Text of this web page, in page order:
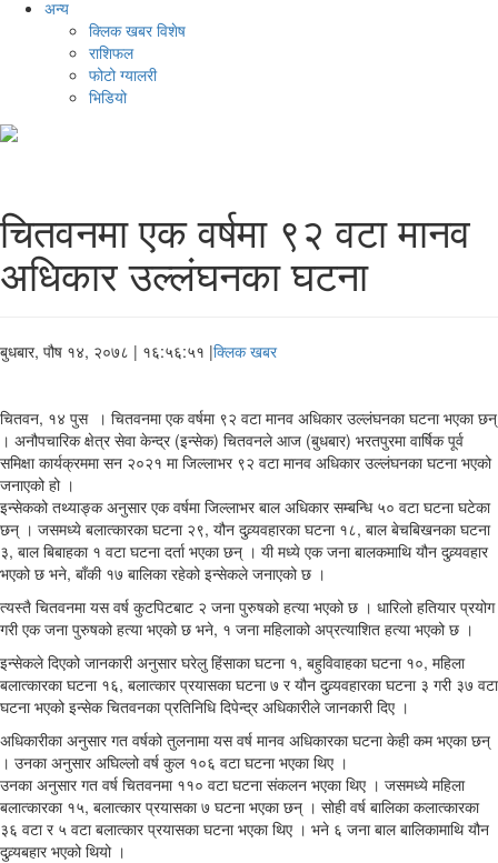
अन्य
क्लिक खबर विशेष
राशिफल
फोटो ग्यालरी
भिडियो
चितवनमा एक वर्षमा ९२ वटा मानव
अधिकार उल्लंघनका घटना
बुधबार, पौष १४, २०७८ | १६:५६:५१ |क्लिक खबर
चितवन, १४ पुस । चितवनमा एक वर्षमा ९२ वटा मानव अधिकार उल्लंघनका घटना भएका छन्
। अनौपचारिक क्षेत्र सेवा केन्द्र (इन्सेक) चितवनले आज (बुधबार) भरतपुरमा वार्षिक पूर्व
समिक्षा कार्यक्रममा सन २०२१ मा जिल्लाभर ९२ वटा मानव अधिकार उल्लंघनका घटना भएको
जनाएको हो ।
इन्सेकको तथ्याङ्क अनुसार एक वर्षमा जिल्लाभर बाल अधिकार सम्बन्धि ५० वटा घटना घटेका
छन् । जसमध्ये बलात्कारका घटना २९, यौन दुव्र्यवहारका घटना १८, बाल बेचबिखनका घटना
३, बाल बिबाहका १ वटा घटना दर्ता भएका छन् । यी मध्ये एक जना बालकमाथि यौन दुव्र्यवहार
भएको छ भने, बाँकी १७ बालिका रहेको इन्सेकले जनाएको छ ।
त्यस्तै चितवनमा यस वर्ष कुटपिटबाट २ जना पुरुषको हत्या भएको छ । धारिलो हतियार प्रयोग
गरी एक जना पुरुषको हत्या भएको छ भने, १ जना महिलाको अप्रत्याशित हत्या भएको छ ।
इन्सेकले दिएको जानकारी अनुसार घरेलु हिंसाका घटना १, बहुविवाहका घटना १०, महिला
बलात्कारका घटना १६, बलात्कार प्रयासका घटना ७ र यौन दुव्र्यवहारका घटना ३ गरी ३७ वटा
घटना भएको इन्सेक चितवनका प्रतिनिधि दिपेन्द्र अधिकारीले जानकारी दिए ।
अधिकारीका अनुसार गत वर्षको तुलनामा यस वर्ष मानव अधिकारका घटना केही कम भएका छन्
। उनका अनुसार अघिल्लो वर्ष कुल १०६ वटा घटना भएका थिए ।
उनका अनुसार गत वर्ष चितवनमा ११० वटा घटना संकलन भएका थिए । जसमध्ये महिला
बलात्कारका १५, बलात्कार प्रयासका ७ घटना भएका छन् । सोही वर्ष बालिका कलात्कारका
३६ वटा र ५ वटा बलात्कार प्रयासका घटना भएका थिए । भने ६ जना बाल बालिकामाथि यौन
दुव्र्यबहार भएको थियो ।